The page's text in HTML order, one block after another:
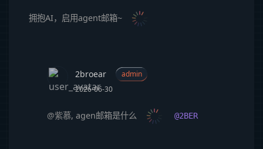
拥抱AI，启用agent邮箱~
2broear
admin
2026-06-30
@紫慕, agen邮箱是什么 @2BER